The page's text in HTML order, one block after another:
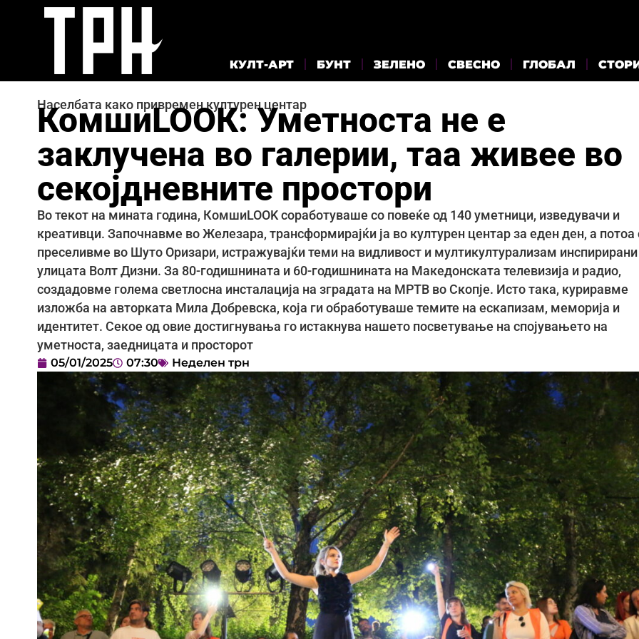
КУЛТ-АРТ БУНТ ЗЕЛЕНО СВЕСНО ГЛОБАЛ
Населбата како привремен културен центар
КомшиLOOК: Уметноста не е
заклучена во галерии, таа живее во
секојдневните простори
Во текот на мината година, КомшиLOOK соработуваше со повеќе од 140 уметници, изведувачи и
креативци. Започнавме во Железара, трансформирајќи ја во културен центар за еден ден, а потоа
преселивме во Шуто Оризари, истражувајќи теми на видливост и мултикултурализам
улицата Волт Дизни. За 80-годишнината и 60-годишнината на Македонската телевизија и радио,
создадовме голема светлосна инсталација на зградата на МРТВ во Скопје. Исто така, куриравме
изложба на авторката Мила Добревска, која ги обработуваше темите на ескапизам, меморија и
идентитет. Секое од овие достигнувања го истакнува нашето посветување на спојувањето на
уметноста, заедницата и просторот
05/01/2025 07:30 Неделен трн